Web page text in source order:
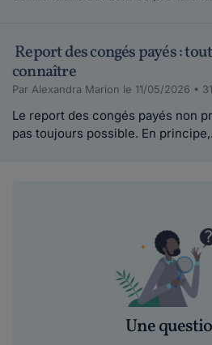
Report des congés payés :
connaître
Par Alexandra Marion le 11/05/2026 •
Le report des congés payés non
pas toujours possible. En
Une